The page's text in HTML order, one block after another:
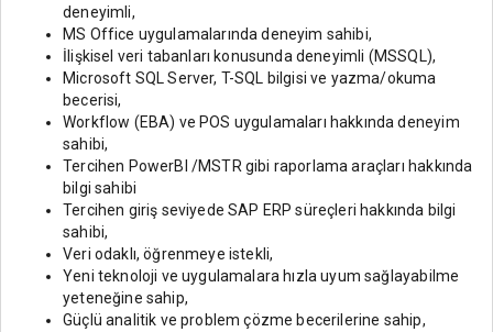
deneyimli,
MS Office uygulamalarında deneyim sahibi,
İlişkisel veri tabanları konusunda deneyimli (MSSQL),
Microsoft SQL Server, T-SQL bilgisi ve yazma/okuma
becerisi,
Workflow (EBA) ve POS uygulamaları hakkında deneyim
sahibi,
Tercihen PowerBI /MSTR gibi raporlama araçları hakkında
bilgi sahibi
Tercihen giriş seviyede SAP ERP süreçleri hakkında bilgi
sahibi,
Veri odaklı, öğrenmeye istekli,
Yeni teknoloji ve uygulamalara hızla uyum sağlayabilme
yeteneğine sahip,
Güçlü analitik ve problem çözme becerilerine sahip,